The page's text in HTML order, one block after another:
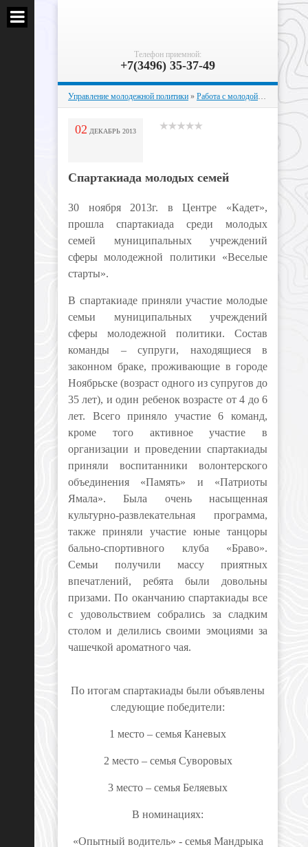
Телефон приемной:
+7(3496) 35-37-49
Управление молодежной политики » Работа с молодой семьей
02 ДЕКАБРЬ 2013
Спартакиада молодых семей
30 ноября 2013г. в Центре «Кадет»,
прошла спартакиада среди молодых
семей муниципальных учреждений
сферы молодежной политики «Веселые
старты».
В спартакиаде приняли участие молодые
семьи муниципальных учреждений
сферы молодежной политики. Состав
команды – супруги, находящиеся в
законном браке, проживающие в городе
Ноябрьске (возраст одного из супругов до
35 лет), и один ребенок возрасте от 4 до 6
лет. Всего приняло участие 6 команд,
кроме того активное участие в
организации и проведении спартакиады
приняли воспитанники волонтерского
объединения «Память» и «Патриоты
Ямала». Была очень насыщенная
культурно-развлекательная программа,
также приняли участие юные танцоры
бально-спортивного клуба «Браво».
Семьи получили массу приятных
впечатлений, ребята были довольны
призами. По оканчанию спартакиады все
с удовольствием собрались за сладким
столом и делились своими эмоциями за
чашечкой ароматного чая.
По итогам спартакиады были объявлены
следующие победители:
1 место – семья Каневых
2 место – семья Суворовых
3 место – семья Беляевых
В номинациях:
«Опытный водитель» - семья Мандрыка